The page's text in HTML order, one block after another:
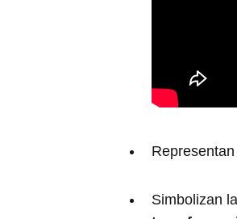
Simbolizan